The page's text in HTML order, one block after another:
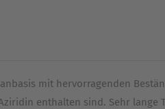
mit hervorragenden
enthalten sind. Sehr lange